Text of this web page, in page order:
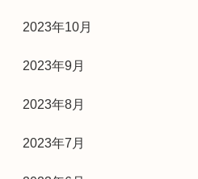
2023年10月
2023年9月
2023年8月
2023年7月